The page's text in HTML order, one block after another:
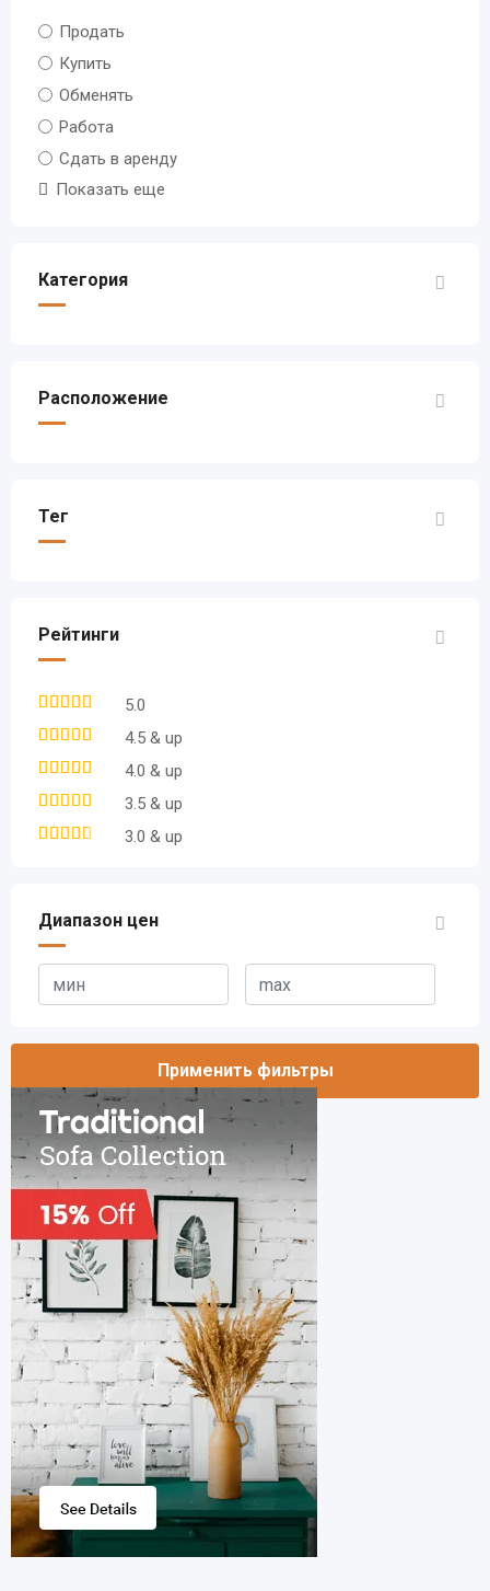
Продать
Купить
Обменять
Работа
Сдать в аренду
Показать еще
Категория
Расположение
Тег
Рейтинги
5.0
4.5 & up
4.0 & up
3.5 & up
3.0 & up
Диапазон цен
Применить фильтры